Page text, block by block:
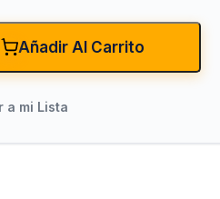
Añadir Al Carrito
a mi Lista